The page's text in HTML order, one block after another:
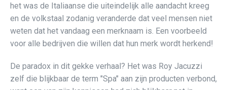
het was de Italiaanse die uiteindelijk alle aandacht kreeg
en de volkstaal zodanig veranderde dat veel mensen niet
weten dat het vandaag een merknaam is. Een voorbeeld
voor alle bedrijven die willen dat hun merk wordt herkend!
De paradox in dit gekke verhaal? Het was Roy Jacuzzi
zelf die blijkbaar de term "Spa" aan zijn producten verbond,